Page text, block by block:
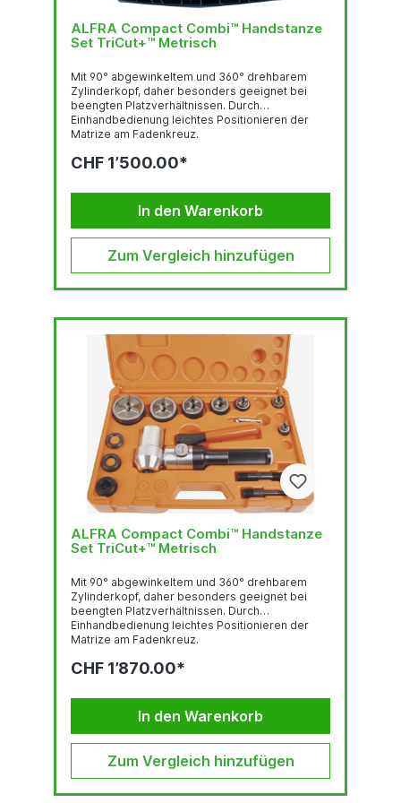
ALFRA Compact Combi™ Handstanze
Set TriCut+™ Metrisch
Mit 90° abgewinkeltem und 360° drehbarem
Zylinderkopf, daher besonders geeignet bei
beengten Platzverhältnissen. Durch
Einhandbedienung leichtes Positionieren der
Matrize am Fadenkreuz.
Stahlblech (S235), 2.0 mm Edelstahl (F = 600
Stahlblech (S235), 1.5 mm Edelstahl (F = 600
N/mm2)Quadratlocher bis 68 x 68 mm 3.0 mm
Stahlblech (S235), 2.0 mm Edelstahl (F = 600
Stahlblech...
CHF 1’500.00*
In den Warenkorb
Zum Vergleich hinzufügen
ALFRA Compact Combi™ Handstanze
Set TriCut+™ Metrisch
Mit 90° abgewinkeltem und 360° drehbarem
Zylinderkopf, daher besonders geeignet bei
beengten Platzverhältnissen. Durch
Einhandbedienung leichtes Positionieren der
Matrize am Fadenkreuz.
Stahlblech (S235), 2.0 mm Edelstahl (F = 600
Stahlblech (S235), 1.5 mm Edelstahl (F = 600
N/mm2)Quadratlocher bis 68 x 68 mm 3.0 mm
Stahlblech (S235), 2.0 mm Edelstahl (F = 600
Stahlblech...
CHF 1’870.00*
In den Warenkorb
Zum Vergleich hinzufügen